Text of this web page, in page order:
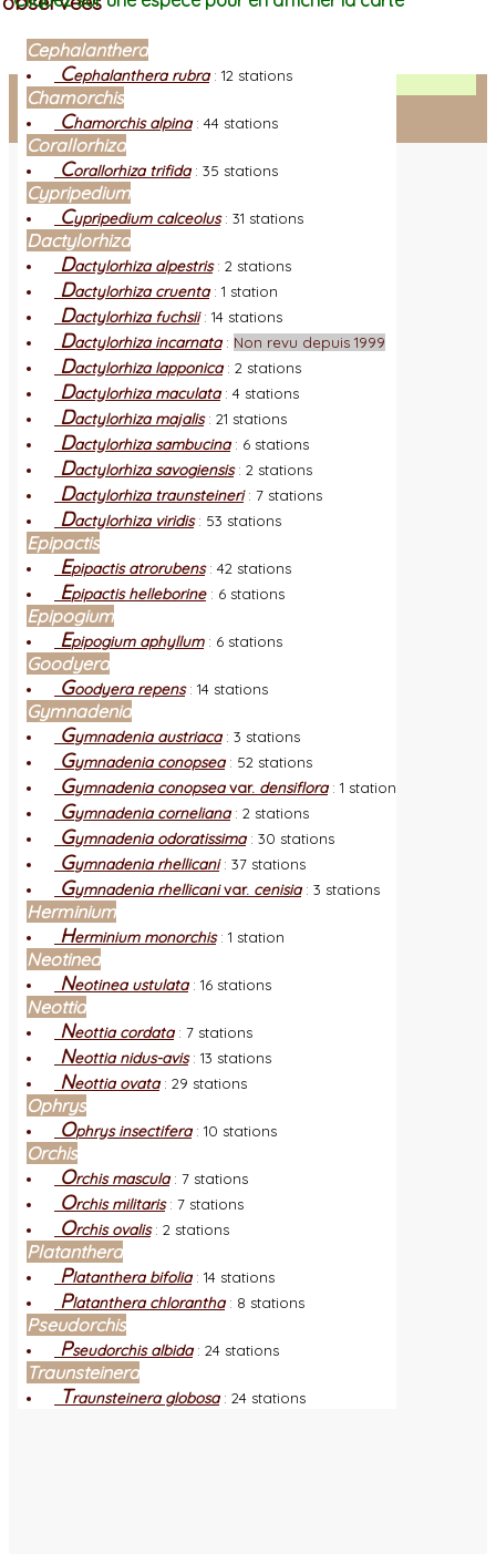
Facebook
Connexion adhérent
Cephalanthera
Cephalanthera rubra: 12 stations
Chamorchis
Chamorchis alpina: 44 stations
Corallorhiza
Corallorhiza trifida: 35 stations
Cypripedium
Cypripedium calceolus: 31 stations
Dactylorhiza
Dactylorhiza alpestris: 2 stations
Dactylorhiza cruenta: 1 station
Dactylorhiza fuchsii: 14 stations
Dactylorhiza incarnata: Non revu depuis 1999
Dactylorhiza lapponica: 2 stations
Dactylorhiza maculata: 4 stations
Dactylorhiza majalis: 21 stations
Dactylorhiza sambucina: 6 stations
Dactylorhiza savogiensis: 2 stations
Dactylorhiza traunsteineri: 7 stations
Dactylorhiza viridis: 53 stations
Epipactis
Epipactis atrorubens: 42 stations
Epipactis helleborine: 6 stations
Epipogium
Epipogium aphyllum: 6 stations
Goodyera
Goodyera repens: 14 stations
Gymnadenia
Gymnadenia austriaca: 3 stations
Gymnadenia conopsea: 52 stations
Gymnadenia conopseavar. densiflora: 1 station
Gymnadenia corneliana: 2 stations
Gymnadenia odoratissima: 30 stations
Gymnadenia rhellicani: 37 stations
Gymnadenia rhellicanivar. cenisia: 3 stations
Herminium
Herminium monorchis: 1 station
Neotinea
Neotinea ustulata: 16 stations
Neottia
Neottia cordata: 7 stations
Neottia nidus-avis: 13 stations
Neottia ovata: 29 stations
Ophrys
Ophrys insectifera: 10 stations
Orchis
Orchis mascula: 7 stations
Orchis militaris: 7 stations
Orchis ovalis: 2 stations
Platanthera
Platanthera bifolia: 14 stations
Platanthera chlorantha: 8 stations
Pseudorchis
Pseudorchis albida: 24 stations
Traunsteinera
Traunsteinera globosa: 24 stations